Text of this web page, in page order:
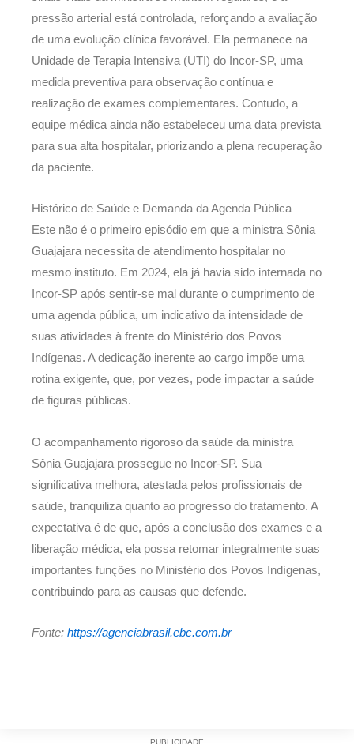
pressão arterial está controlada, reforçando a avaliação
de uma evolução clínica favorável. Ela permanece na
Unidade de Terapia Intensiva (UTI) do Incor-SP, uma
medida preventiva para observação contínua e
realização de exames complementares. Contudo, a
equipe médica ainda não estabeleceu uma data prevista
para sua alta hospitalar, priorizando a plena recuperação
da paciente.
Histórico de Saúde e Demanda da Agenda Pública
Este não é o primeiro episódio em que a ministra Sônia
Guajajara necessita de atendimento hospitalar no
mesmo instituto. Em 2024, ela já havia sido internada no
Incor-SP após sentir-se mal durante o cumprimento de
uma agenda pública, um indicativo da intensidade de
suas atividades à frente do Ministério dos Povos
Indígenas. A dedicação inerente ao cargo impõe uma
rotina exigente, que, por vezes, pode impactar a saúde
de figuras públicas.
O acompanhamento rigoroso da saúde da ministra
Sônia Guajajara prossegue no Incor-SP. Sua
significativa melhora, atestada pelos profissionais de
saúde, tranquiliza quanto ao progresso do tratamento. A
expectativa é de que, após a conclusão dos exames e a
liberação médica, ela possa retomar integralmente suas
importantes funções no Ministério dos Povos Indígenas,
contribuindo para as causas que defende.
Fonte: https://agenciabrasil.ebc.com.br
PUBLICIDADE